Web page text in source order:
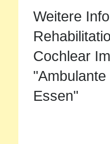
Weitere
Cochlear
Essen"